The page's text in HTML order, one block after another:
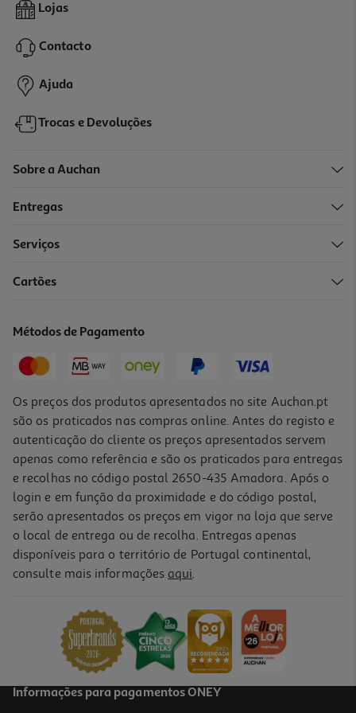
14,99 €
Vinho Tinto Pacheca Grande Reserva Douro 0.75l
37,99 €
Lojas
Contacto
Ajuda
Trocas e Devoluções
Sobre a Auchan
Entregas
Serviços
Cartões
Métodos de Pagamento
Os preços dos produtos apresentados no site Auchan.pt
são os praticados nas compras online. Antes do registo e
autenticação do cliente os preços apresentados servem
apenas como referência e são os praticados para entregas
e recolhas no código postal 2650-435 Amadora. Após o
login e em função da proximidade e do código postal,
serão apresentados os preços em vigor na loja que serve
o local de entrega ou de recolha. Entregas apenas
disponíveis para o território de Portugal continental,
consulte mais informações aqui.
Informações para pagamentos ONEY